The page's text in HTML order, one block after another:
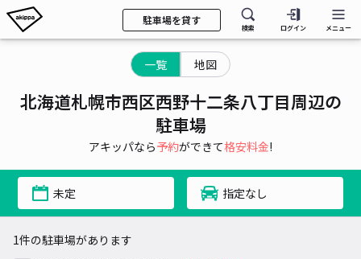
駐車場を貸す
検索 ログイン メニュー
一覧 地図
北海道札幌市西区西野十二条八丁目周辺の
駐車場
アキッパなら予約ができて格安料金!
未定 指定なし
1件の駐車場があります